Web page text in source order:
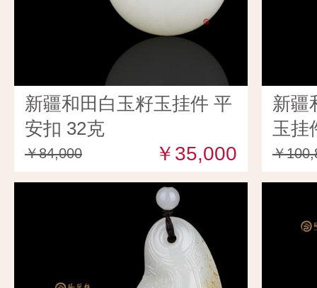
新疆和田白玉籽玉挂件 平
安扣 32克
￥84,000 ￥35,000
新疆
玉挂
￥